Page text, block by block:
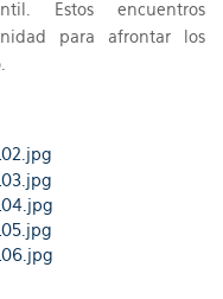
Estos encuentros
para afrontar los